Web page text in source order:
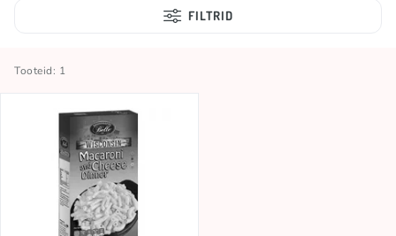
FILTRID
Tooteid: 1